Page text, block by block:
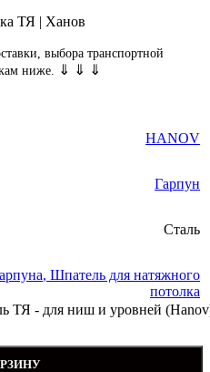
ТЯ | Ханов
выбора транспортной
ниже. ⇓ ⇓ ⇓
HANOV
Гарпун
Сталь
, Шпатель для натяжного
потолка
ТЯ - для ниш и уровней